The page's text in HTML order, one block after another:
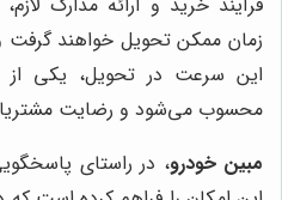
زمان ممکن تحویل خواهند گرفت و
این سرعت در تحویل، یکی
محسوب می‌شود و رضایت مشتریان
مبین خودرو، در راستای